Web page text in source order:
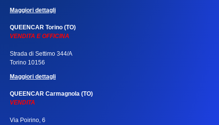
Maggiori dettagli
QUEENCAR Torino (TO)
VENDITA E OFFICINA
Strada di Settimo 344/A
Torino 10156
Maggiori dettagli
QUEENCAR Carmagnola (TO)
VENDITA
Via Poirino, 6